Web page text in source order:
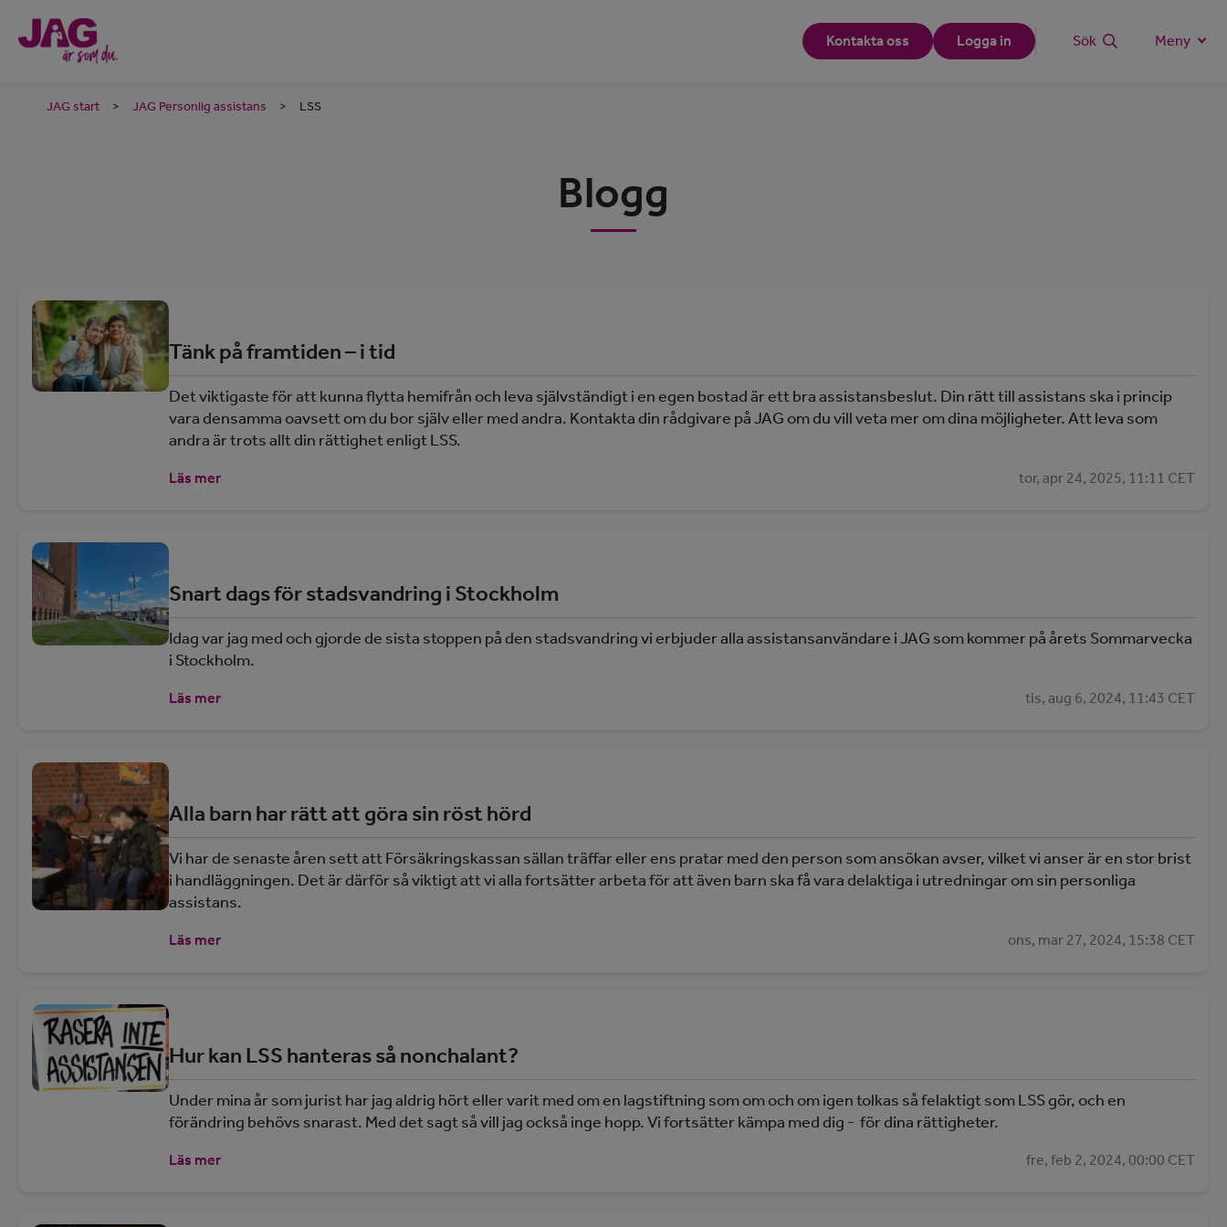
Kontakta oss Logga in Sök Meny
JAG start > JAG Personlig assistans > LSS
Blogg
Tänk på framtiden – i tid
Det viktigaste för att kunna flytta hemifrån och leva självständigt i en egen bostad är ett bra assistansbeslut. Din rätt till assistans ska i princip
vara densamma oavsett om du bor själv eller med andra. Kontakta din rådgivare på JAG om du vill veta mer om dina möjligheter. Att leva som
andra är trots allt din rättighet enligt LSS.
Läs mer tor, apr 24, 2025, 11:11 CET
Snart dags för stadsvandring i Stockholm
Idag var jag med och gjorde de sista stoppen på den stadsvandring vi erbjuder alla assistansanvändare i JAG som kommer på årets Sommarvecka
i Stockholm.
Läs mer tis, aug 6, 2024, 11:43 CET
Alla barn har rätt att göra sin röst hörd
Vi har de senaste åren sett att Försäkringskassan sällan träffar eller ens pratar med den person som ansökan avser, vilket vi anser är en stor brist
i handläggningen. Det är därför så viktigt att vi alla fortsätter arbeta för att även barn ska få vara delaktiga i utredningar om sin personliga
assistans.
Läs mer ons, mar 27, 2024, 15:38 CET
Hur kan LSS hanteras så nonchalant?
Under mina år som jurist har jag aldrig hört eller varit med om en lagstiftning som om och om igen tolkas så felaktigt som LSS gör, och en
förändring behövs snarast. Med det sagt så vill jag också inge hopp. Vi fortsätter kämpa med dig - för dina rättigheter.
Läs mer fre, feb 2, 2024, 00:00 CET